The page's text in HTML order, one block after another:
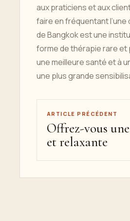
aux praticiens et aux
faire en fréquentant
de Bangkok est une
forme de thérapie rare
une meilleure santé et à
une plus grande
ARTICLE PRÉCÉDENT
Offrez-vous
et relaxante